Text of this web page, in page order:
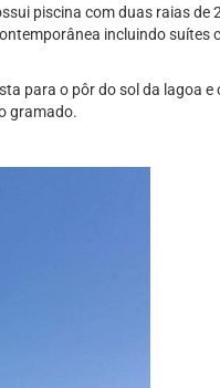
piscina com duas raias
incluindo suítes
para o pôr do sol da lagoa
gramado.